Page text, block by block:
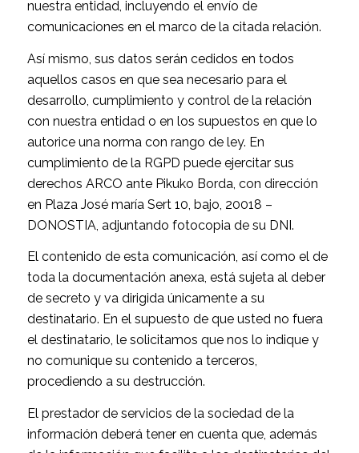
nuestra entidad, incluyendo el envío de
comunicaciones en el marco de la citada relación.
Así mismo, sus datos serán cedidos en todos
aquellos casos en que sea necesario para el
desarrollo, cumplimiento y control de la relación
con nuestra entidad o en los supuestos en que lo
autorice una norma con rango de ley. En
cumplimiento de la RGPD puede ejercitar sus
derechos ARCO ante Pikuko Borda, con dirección
en Plaza José maría Sert 10, bajo, 20018 –
DONOSTIA, adjuntando fotocopia de su DNI.
El contenido de esta comunicación, así como el de
toda la documentación anexa, está sujeta al deber
de secreto y va dirigida únicamente a su
destinatario. En el supuesto de que usted no fuera
el destinatario, le solicitamos que nos lo indique y
no comunique su contenido a terceros,
procediendo a su destrucción.
El prestador de servicios de la sociedad de la
información deberá tener en cuenta que, además